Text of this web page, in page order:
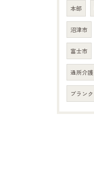
本部
沼津市
富士市
通所介護
ブランク